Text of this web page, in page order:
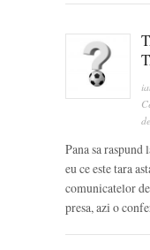
Pana sa
eu ce este tara
comunicatelor
presa, azi o